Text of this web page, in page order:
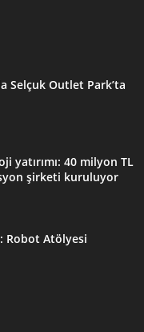
Selçuk Outlet Park’ta
yatırımı: 40 milyon TL
şirketi kuruluyor
Robot Atölyesi